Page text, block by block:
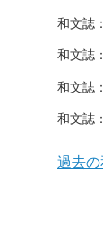
和文誌
和文誌
和文誌
和文誌
過去